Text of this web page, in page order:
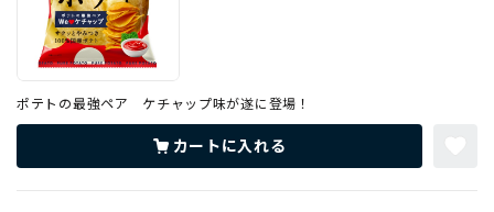
ポテトの最強ペア ケチャップ味が遂に登場！
カートに入れる